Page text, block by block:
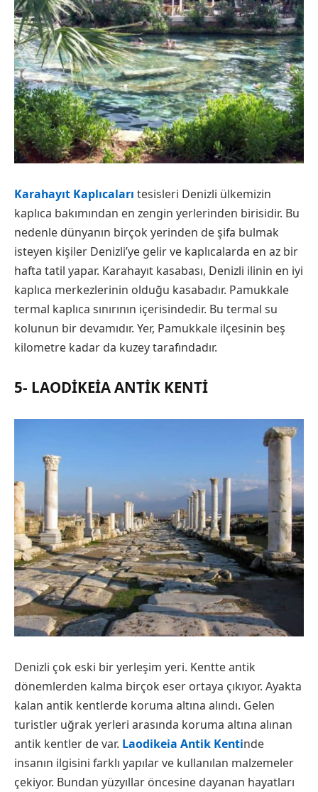
Karahayıt Kaplıcaları tesisleri Denizli ülkemizin
kaplıca bakımından en zengin yerlerinden birisidir. Bu
nedenle dünyanın birçok yerinden de şifa bulmak
isteyen kişiler Denizli’ye gelir ve kaplıcalarda en az bir
hafta tatil yapar. Karahayıt kasabası, Denizli ilinin en iyi
kaplıca merkezlerinin olduğu kasabadır. Pamukkale
termal kaplıca sınırının içerisindedir. Bu termal su
kolunun bir devamıdır. Yer, Pamukkale ilçesinin beş
kilometre kadar da kuzey tarafındadır.
5- LAODIKEIA ANTIK KENTI
Denizli çok eski bir yerleşim yeri. Kentte antik
dönemlerden kalma birçok eser ortaya çıkıyor. Ayakta
kalan antik kentlerde koruma altına alındı. Gelen
turistler uğrak yerleri arasında koruma altına alınan
antik kentler de var. Laodikeia Antik Kentinde
insanın ilgisini farklı yapılar ve kullanılan malzemeler
çekiyor. Bundan yüzyıllar öncesine dayanan hayatları